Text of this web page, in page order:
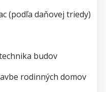
(podľa daňovej triedy)
budov
rodinných domov